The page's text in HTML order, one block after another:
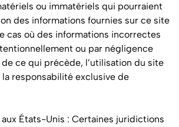
ou immatériels qui pourraient
des informations fournies sur ce site
cas où des informations incorrectes
ou par négligence
ce qui précède, l’utilisation du site
responsabilité exclusive de
États-Unis : Certaines juridictions